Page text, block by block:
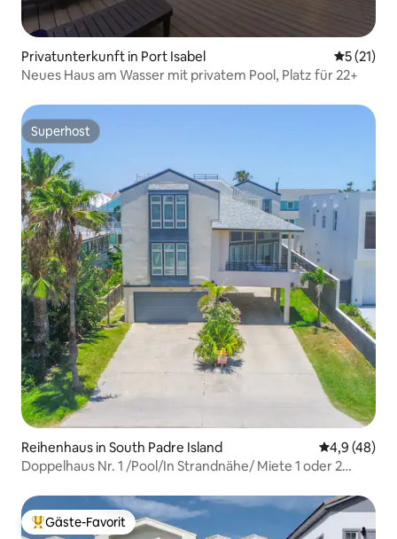
Privatunterkunft in Port Isabel
5 (21)
Neues Haus am Wasser mit privatem Pool, Platz für 22+
Superhost
Superhost
Reihenhaus in South Padre Island
4,9 (48)
Doppelhaus Nr. 1 /Pool/In Strandnähe/ Miete 1 oder 2
Beliebter Gäste-Favorit.
Gäste-Favorit